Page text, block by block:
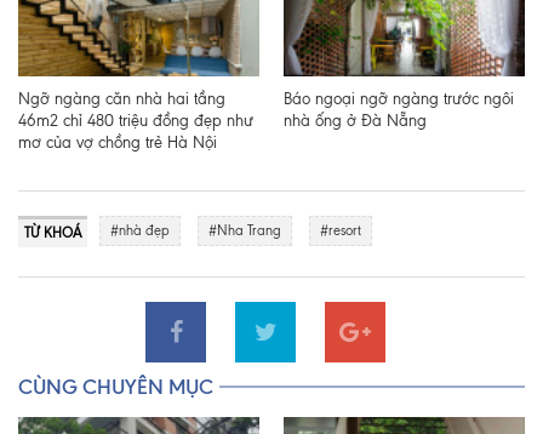
Ngỡ ngàng căn nhà hai tầng
46m2 chỉ 480 triệu đồng đẹp như
mơ của vợ chồng trẻ Hà Nội
Báo ngoại ngỡ ngàng trước ngôi
nhà ống ở Đà Nẵng
TỪ KHOÁ #nhà đẹp #Nha Trang #resort
CÙNG CHUYÊN MỤC